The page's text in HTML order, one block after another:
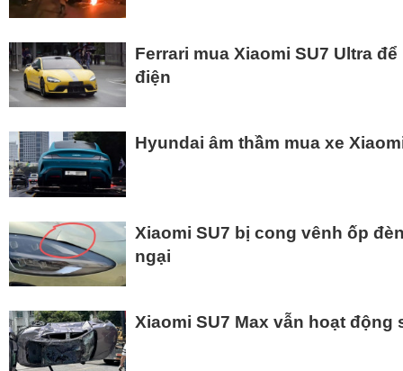
Ferrari mua Xiaomi SU7 Ultra
điện
Hyundai âm thầm mua xe
Xiaomi SU7 bị cong vênh ốp
ngại
Xiaomi SU7 Max vẫn hoạt động